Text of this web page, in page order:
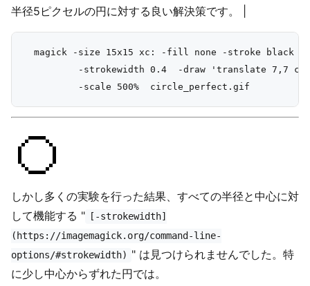
半径5ピクセルの円に対する良い解決策です。 |
magick -size 15x15 xc: -fill none -stroke black
-strokewidth 0.4  -draw 'translate 7,7
しかし多くの実験を行った結果、すべての半径と中心に対
して機能する "
[-strokewidth]
(https://imagemagick.org/command-line-
options/#strokewidth) " は見つけられませんでした。特
に少し中心からずれた円では。